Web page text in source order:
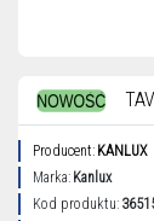
Producent: KANLUX
Marka: Kanlux
Kod produktu: